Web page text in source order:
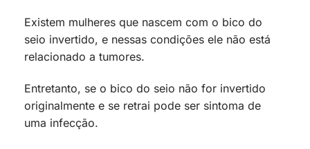
Existem mulheres que nascem com o bico do
seio invertido, e nessas condições ele não está
relacionado a tumores.
Entretanto, se o bico do seio não for invertido
originalmente e se retrai pode ser sintoma de
uma infecção.